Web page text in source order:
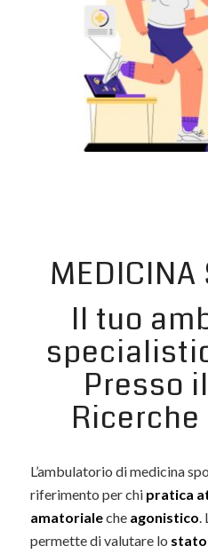
MEDICINA
Il tuo
Presso
L’ambulatorio di medicina
riferimento per chi pratica
amatorialeche agonistico.
permette di valutare lo stato